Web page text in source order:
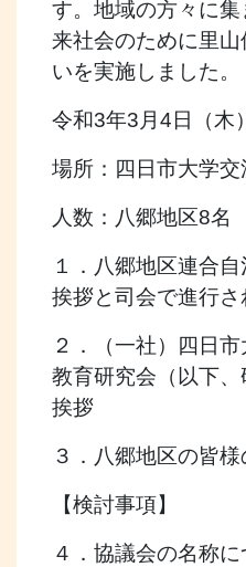
す。地域の方々に
来社会のために里
いを実施しました。
令和3年3月4日（木
場所：四日市大学交
人数：八郷地区8
１．八郷地区連合
挨拶と司会で進行さ
２．（一社）四日
教育研究会（以下
挨拶
３．八郷地区の皆
【検討事項】
４．協議会の名称に